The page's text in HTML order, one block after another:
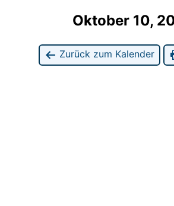
Oktober 10,
Zurück zum Kalender